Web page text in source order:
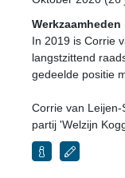
In 2019 is Corrie
langstzittend
gedeelde positie
Corrie van
partij 'Welzijn